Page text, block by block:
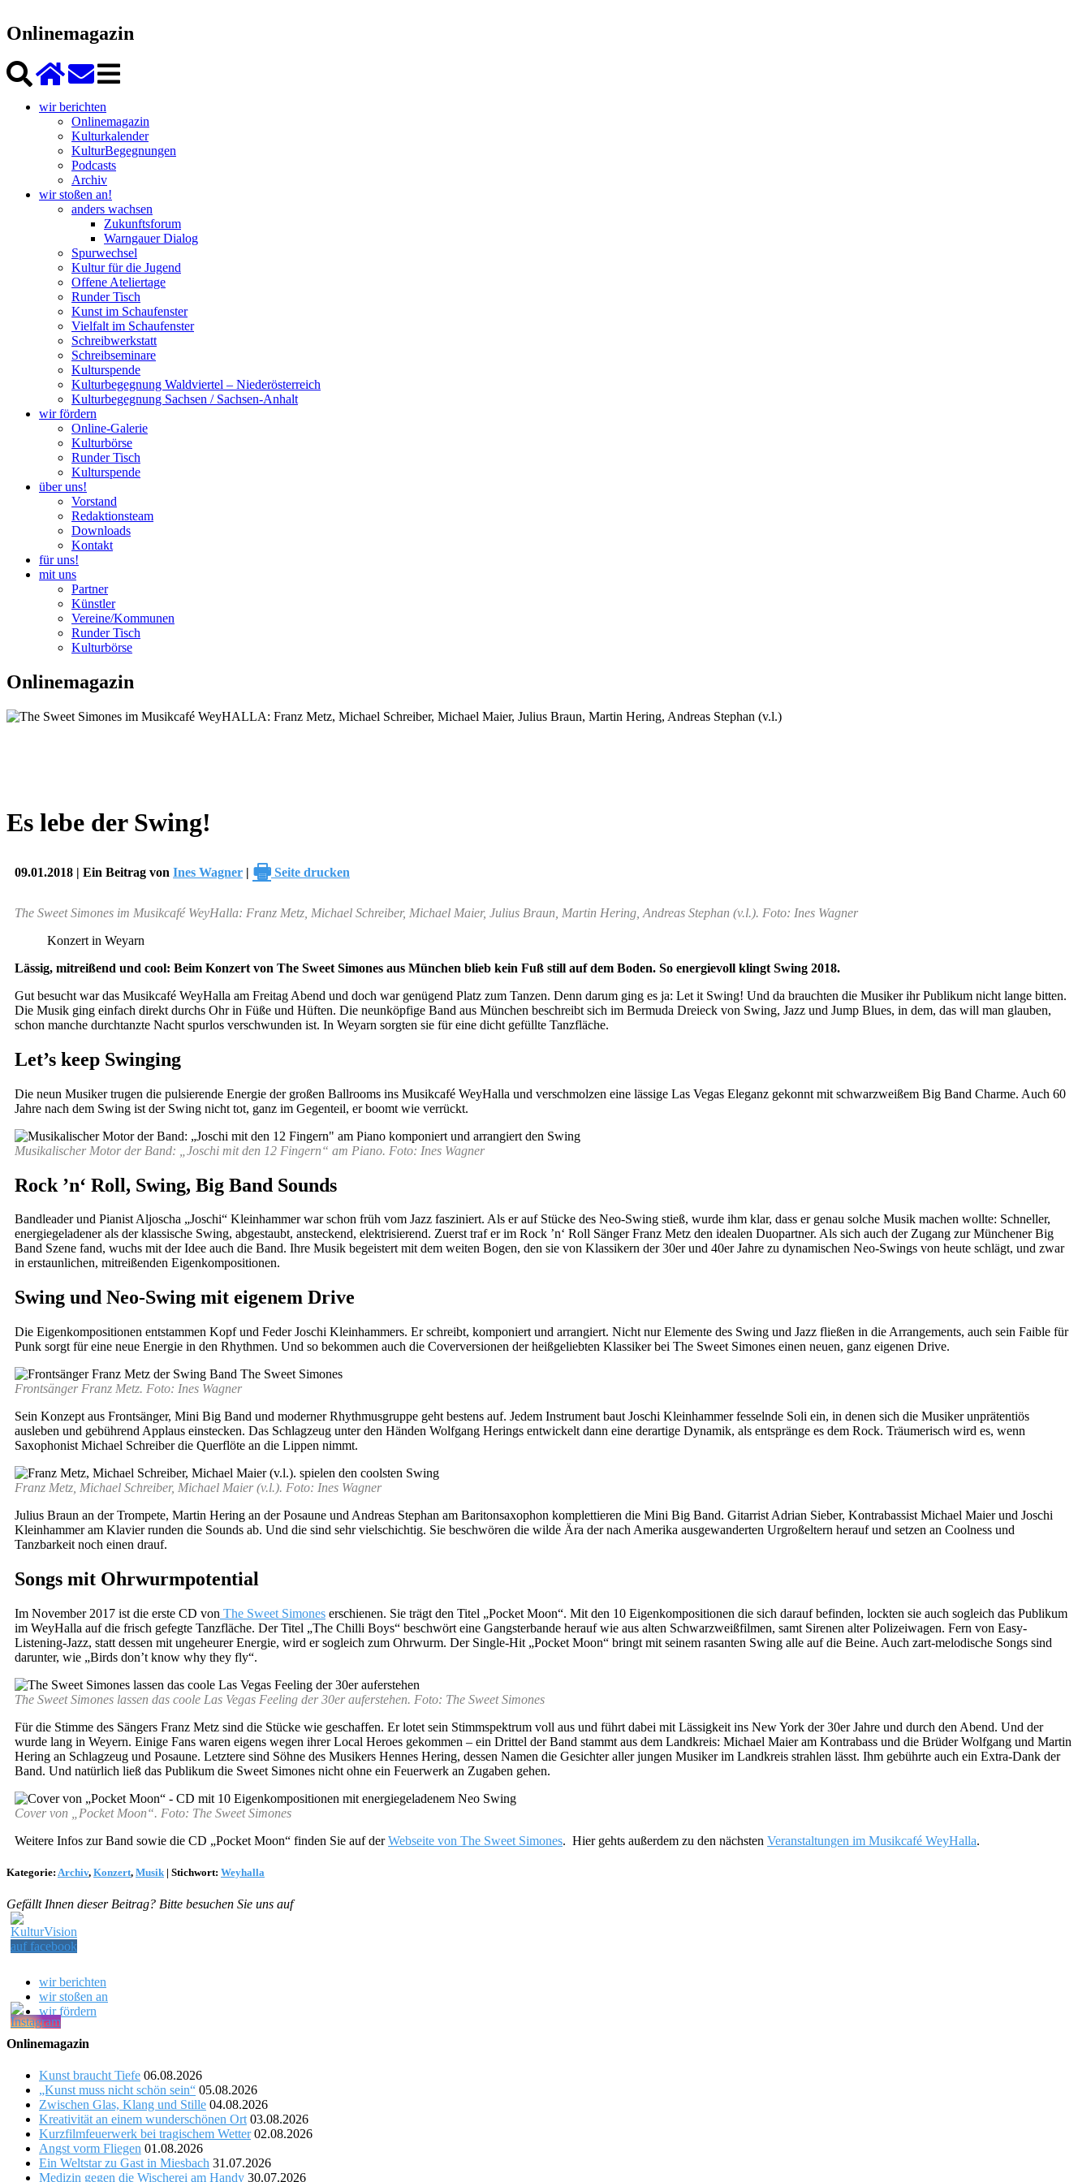
Onlinemagazin
wir berichten
Onlinemagazin
Kulturkalender
KulturBegegnungen
Podcasts
Archiv
wir stoßen an!
anders wachsen
Zukunftsforum
Warngauer Dialog
Spurwechsel
Kultur für die Jugend
Offene Ateliertage
Runder Tisch
Kunst im Schaufenster
Vielfalt im Schaufenster
Schreibwerkstatt
Schreibseminare
Kulturspende
Kulturbegegnung Waldviertel – Niederösterreich
Kulturbegegnung Sachsen / Sachsen-Anhalt
wir fördern
Online-Galerie
Kulturbörse
Runder Tisch
Kulturspende
über uns!
Vorstand
Redaktionsteam
Downloads
Kontakt
für uns!
mit uns
Partner
Künstler
Vereine/Kommunen
Runder Tisch
Kulturbörse
Onlinemagazin
Es lebe der Swing!
09.01.2018 | Ein Beitrag von Ines Wagner | 🖶 Seite drucken
The Sweet Simones im Musikcafé WeyHalla: Franz Metz, Michael Schreiber, Michael Maier, Julius Braun, Martin Hering, Andreas Stephan (v.l.). Foto: Ines Wagner
Konzert in Weyarn
Lässig, mitreißend und cool: Beim Konzert von The Sweet Simones aus München blieb kein Fuß still auf dem Boden. So energievoll klingt Swing 2018.
Gut besucht war das Musikcafé WeyHalla am Freitag Abend und doch war genügend Platz zum Tanzen. Denn darum ging es ja: Let it Swing! Und da brauchten die Musiker ihr Publikum nicht lange bitten.
Die Musik ging einfach direkt durchs Ohr in Füße und Hüften. Die neunköpfige Band aus München beschreibt sich im Bermuda Dreieck von Swing, Jazz und Jump Blues, in dem, das will man glauben,
schon manche durchtanzte Nacht spurlos verschwunden ist. In Weyarn sorgten sie für eine dicht gefüllte Tanzfläche.
Let’s keep Swinging
Die neun Musiker trugen die pulsierende Energie der großen Ballrooms ins Musikcafé WeyHalla und verschmolzen eine lässige Las Vegas Eleganz gekonnt mit schwarzweißem Big Band Charme. Auch 60
Jahre nach dem Swing ist der Swing nicht tot, ganz im Gegenteil, er boomt wie verrückt.
Musikalischer Motor der Band: „Joschi mit den 12 Fingern“ am Piano. Foto: Ines Wagner
Rock ’n‘ Roll, Swing, Big Band Sounds
Bandleader und Pianist Aljoscha „Joschi“ Kleinhammer war schon früh vom Jazz fasziniert. Als er auf Stücke des Neo-Swing stieß, wurde ihm klar, dass er genau solche Musik machen wollte: Schneller,
energiegeladener als der klassische Swing, abgestaubt, ansteckend, elektrisierend. Zuerst traf er im Rock ’n‘ Roll Sänger Franz Metz den idealen Duopartner. Als sich auch der Zugang zur Münchener Big
Band Szene fand, wuchs mit der Idee auch die Band. Ihre Musik begeistert mit dem weiten Bogen, den sie von Klassikern der 30er und 40er Jahre zu dynamischen Neo-Swings von heute schlägt, und zwar
in erstaunlichen, mitreißenden Eigenkompositionen.
Swing und Neo-Swing mit eigenem Drive
Die Eigenkompositionen entstammen Kopf und Feder Joschi Kleinhammers. Er schreibt, komponiert und arrangiert. Nicht nur Elemente des Swing und Jazz fließen in die Arrangements, auch sein Faible für
Punk sorgt für eine neue Energie in den Rhythmen. Und so bekommen auch die Coverversionen der heißgeliebten Klassiker bei The Sweet Simones einen neuen, ganz eigenen Drive.
Frontsänger Franz Metz. Foto: Ines Wagner
Sein Konzept aus Frontsänger, Mini Big Band und moderner Rhythmusgruppe geht bestens auf. Jedem Instrument baut Joschi Kleinhammer fesselnde Soli ein, in denen sich die Musiker unprätentiös
ausleben und gebührend Applaus einstecken. Das Schlagzeug unter den Händen Wolfgang Herings entwickelt dann eine derartige Dynamik, als entspränge es dem Rock. Träumerisch wird es, wenn
Saxophonist Michael Schreiber die Querflöte an die Lippen nimmt.
Franz Metz, Michael Schreiber, Michael Maier (v.l.). Foto: Ines Wagner
Julius Braun an der Trompete, Martin Hering an der Posaune und Andreas Stephan am Baritonsaxophon komplettieren die Mini Big Band. Gitarrist Adrian Sieber, Kontrabassist Michael Maier und Joschi
Kleinhammer am Klavier runden die Sounds ab. Und die sind sehr vielschichtig. Sie beschwören die wilde Ära der nach Amerika ausgewanderten Urgroßeltern herauf und setzen an Coolness und
Tanzbarkeit noch einen drauf.
Songs mit Ohrwurmpotential
Im November 2017 ist die erste CD von The Sweet Simones erschienen. Sie trägt den Titel „Pocket Moon“. Mit den 10 Eigenkompositionen die sich darauf befinden, lockten sie auch sogleich das Publikum
im WeyHalla auf die frisch gefegte Tanzfläche. Der Titel „The Chilli Boys“ beschwört eine Gangsterbande herauf wie aus alten Schwarzweißfilmen, samt Sirenen alter Polizeiwagen. Fern von Easy-
Listening-Jazz, statt dessen mit ungeheurer Energie, wird er sogleich zum Ohrwurm. Der Single-Hit „Pocket Moon“ bringt mit seinem rasanten Swing alle auf die Beine. Auch zart-melodische Songs sind
darunter, wie „Birds don’t know why they fly“.
The Sweet Simones lassen das coole Las Vegas Feeling der 30er auferstehen. Foto: The Sweet Simones
Für die Stimme des Sängers Franz Metz sind die Stücke wie geschaffen. Er lotet sein Stimmspektrum voll aus und führt dabei mit Lässigkeit ins New York der 30er Jahre und durch den Abend. Und der
wurde lang in Weyern. Einige Fans waren eigens wegen ihrer Local Heroes gekommen – ein Drittel der Band stammt aus dem Landkreis: Michael Maier am Kontrabass und die Brüder Wolfgang und Martin
Hering an Schlagzeug und Posaune. Letztere sind Söhne des Musikers Hennes Hering, dessen Namen die Gesichter aller jungen Musiker im Landkreis strahlen lässt. Ihm gebührte auch ein Extra-Dank der
Band. Und natürlich ließ das Publikum die Sweet Simones nicht ohne ein Feuerwerk an Zugaben gehen.
Cover von „Pocket Moon“. Foto: The Sweet Simones
Weitere Infos zur Band sowie die CD „Pocket Moon“ finden Sie auf derWebseite von The Sweet Simones. Hier gehts außerdem zu den nächsten Veranstaltungen im Musikcafé WeyHalla.
Kategorie: Archiv, Konzert, Musik | Stichwort: Weyhalla
Gefällt Ihnen dieser Beitrag? Bitte besuchen Sie uns auf
wir berichten
wir stoßen an
wir fördern
Onlinemagazin
Kunst braucht Tiefe 06.08.2026
„Kunst muss nicht schön sein“ 05.08.2026
Zwischen Glas, Klang und Stille 04.08.2026
Kreativität an einem wunderschönen Ort 03.08.2026
Kurzfilmfeuerwerk bei tragischem Wetter 02.08.2026
Angst vorm Fliegen 01.08.2026
Ein Weltstar zu Gast in Miesbach 31.07.2026
Medizin gegen die Wischerei am Handy 30.07.2026